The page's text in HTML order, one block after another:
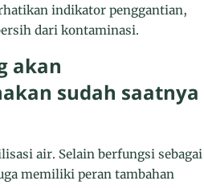
indikator penggantian,
dari kontaminasi.
akan
sudah saatnya
air. Selain berfungsi sebagai
memiliki peran tambahan